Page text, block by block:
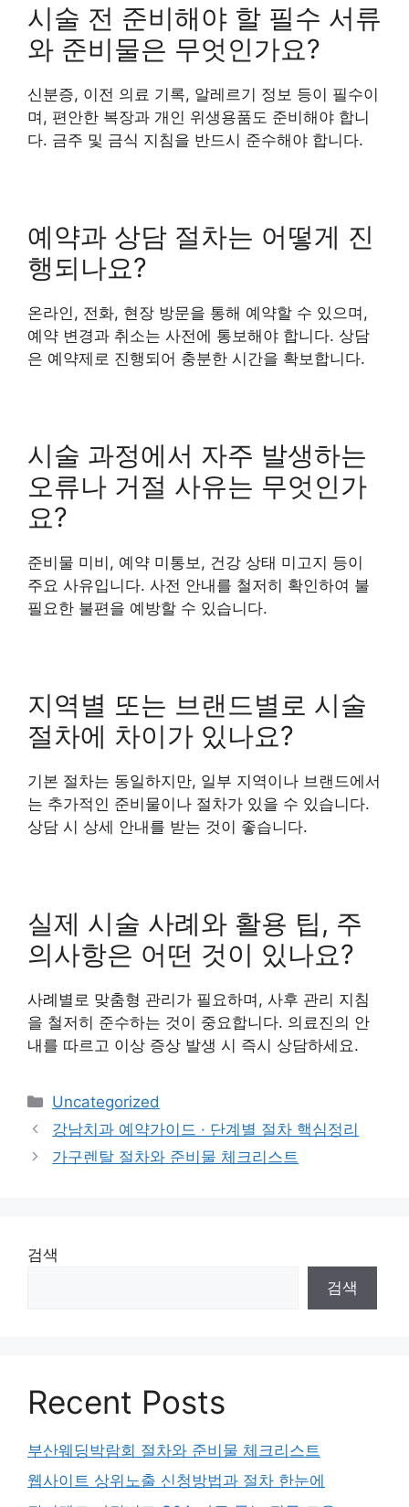
시술 전 준비해야 할 필수 서류
와 준비물은 무엇인가요?
신분증, 이전 의료 기록, 알레르기 정보 등이 필수이
며, 편안한 복장과 개인 위생용품도 준비해야 합니
다. 금주 및 금식 지침을 반드시 준수해야 합니다.
예약과 상담 절차는 어떻게 진
행되나요?
온라인, 전화, 현장 방문을 통해 예약할 수 있으며,
예약 변경과 취소는 사전에 통보해야 합니다. 상담
은 예약제로 진행되어 충분한 시간을 확보합니다.
시술 과정에서 자주 발생하는
오류나 거절 사유는 무엇인가
요?
준비물 미비, 예약 미통보, 건강 상태 미고지 등이
주요 사유입니다. 사전 안내를 철저히 확인하여 불
필요한 불편을 예방할 수 있습니다.
지역별 또는 브랜드별로 시술
절차에 차이가 있나요?
기본 절차는 동일하지만, 일부 지역이나 브랜드에서
는 추가적인 준비물이나 절차가 있을 수 있습니다.
상담 시 상세 안내를 받는 것이 좋습니다.
실제 시술 사례와 활용 팁, 주
의사항은 어떤 것이 있나요?
사례별로 맞춤형 관리가 필요하며, 사후 관리 지침
을 철저히 준수하는 것이 중요합니다. 의료진의 안
내를 따르고 이상 증상 발생 시 즉시 상담하세요.
Categories
Uncategorized
강남치과 예약가이드 · 단계별 절차 핵심정리
가구렌탈 절차와 준비물 체크리스트
검색
검색
Recent Posts
부산웨딩박람회 절차와 준비물 체크리스트
웹사이트 상위노출 신청방법과 절차 한눈에